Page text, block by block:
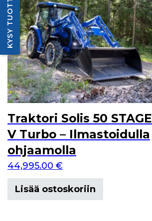
Traktori Solis 50 STAGE
V Turbo – Ilmastoidulla
ohjaamolla
44,995.00 €
Lisää ostoskoriin